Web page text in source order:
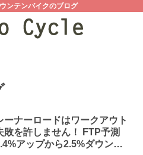
ンテンバイクのブログ
ーナーロードはワークアウト
敗を許しません！ FTP予測
アップから2.5%ダウンに